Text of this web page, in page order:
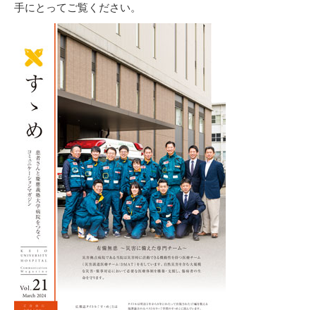
手にとってご覧ください。